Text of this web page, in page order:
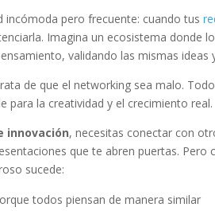
incómoda pero frecuente: cuando tus
Imagina un ecosistema
validando las mismas
de que el networking sea malo.
para la creatividad y el crecimiento real.
innovación, necesitas conectar con
que te abren puertas. Pero
sucede:
todos piensan de manera similar